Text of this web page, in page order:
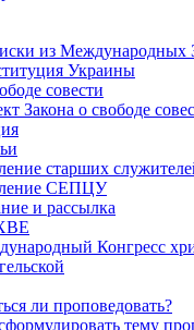
из Международных
Украины
совести
Закона о свободе
старших
СЕПЦУ
и рассылка
Конгресс
ли проповедовать?
тему